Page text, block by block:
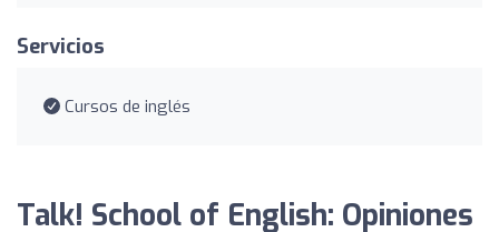
Servicios
Cursos de inglés
Talk! School of English: Opiniones